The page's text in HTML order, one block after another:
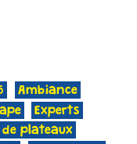
Ambiance
Experts
de plateaux